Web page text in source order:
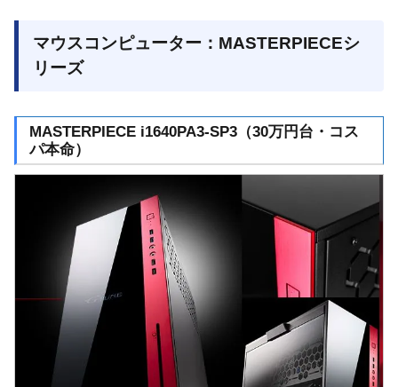
マウスコンピューター：MASTERPIECEシ
リーズ
MASTERPIECE i1640PA3-SP3（30万円台・コス
パ本命）